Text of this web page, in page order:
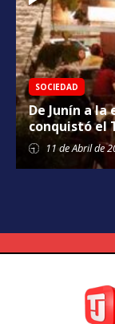
SOCIEDAD
De Junín a la
conquistó el
11 deAbrilde